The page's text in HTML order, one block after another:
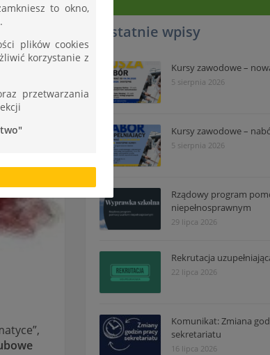
Ostatnie wpisy
Kursy zawodowe –
5 sierpnia 2026
Kursy zawodowe –
5 sierpnia 2026
Rządowy program
niepełnosprawnym
29 lipca 2026
Rekrutacja
22 lipca 2026
Komunikat: Zmiana
sekretariatu
16 lipca 2026
to okno,
plików cookies
korzystanie z
przetwarzania